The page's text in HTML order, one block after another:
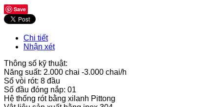
Save
Chi tiết
Nhận xét
Thông số kỹ thuật:
Năng suất: 2.000 chai -3.000 chai/h
Số vòi rót: 8 đầu
Số đầu đóng nắp: 01
Hệ thống rót bằng xilanh Pittong